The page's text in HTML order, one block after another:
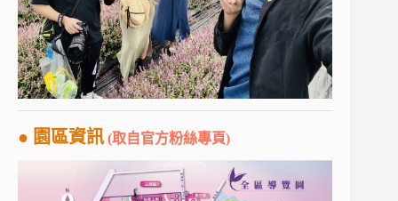
● 園區資訊 (取自官方粉絲專頁)